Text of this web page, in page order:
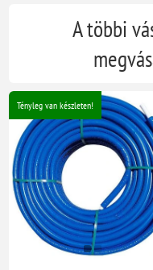
A többi
Tényleg van készleten!